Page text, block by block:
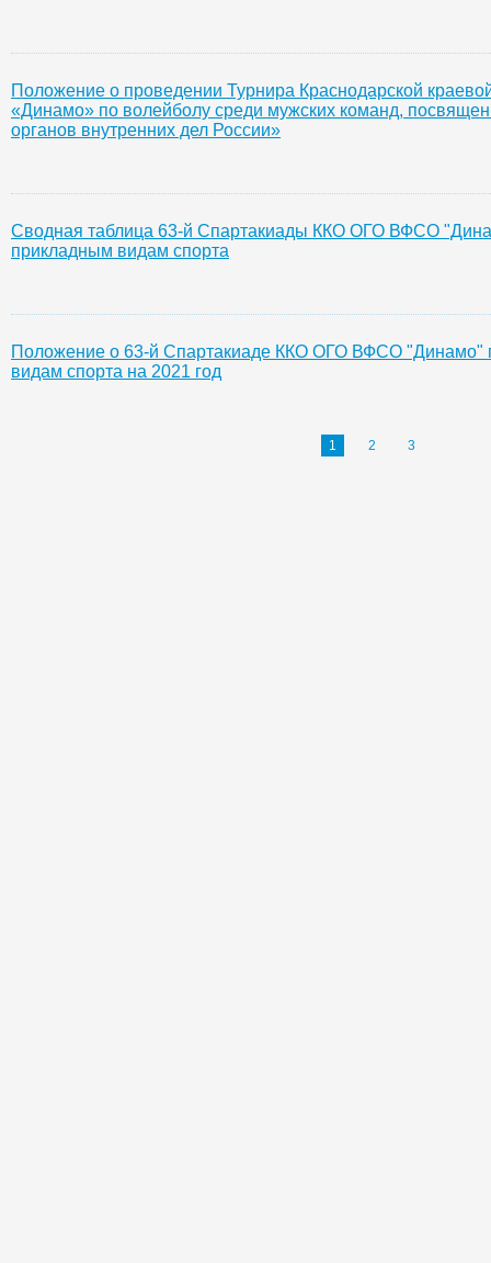
Положение о проведении Турнира Краснодарской
«Динамо» по волейболу среди мужских команд,
органов внутренних дел России»
Сводная таблица 63-й Спартакиады ККО ОГО ВФСО
прикладным видам спорта
Положение о 63-й Спартакиаде ККО ОГО ВФСО "Динамо"
видам спорта на 2021 год
1 2 3